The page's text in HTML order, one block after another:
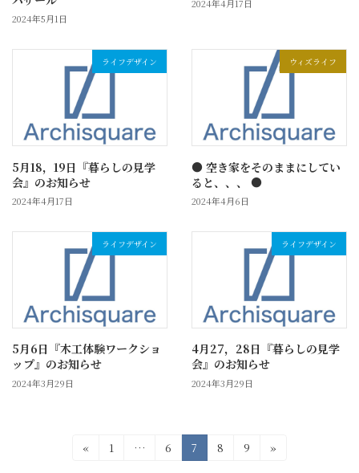
2024年5月1日
2024年4月17日
ライフデザイン
5月18，19日『暮らしの見学
会』のお知らせ
2024年4月17日
ウィズライフ
● 空き家をそのままにしてい
ると、、、 ●
2024年4月6日
ライフデザイン
5月6日『木工体験ワークショ
ップ』のお知らせ
2024年3月29日
ライフデザイン
4月27，28日『暮らしの見学
会』のお知らせ
2024年3月29日
«
固1 …
固
6
固
定
7
固
8
固
9 »